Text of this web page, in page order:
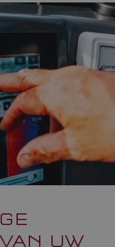
UW